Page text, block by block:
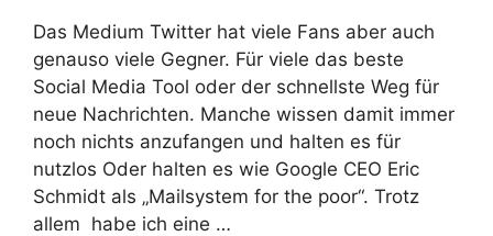
Das Medium Twitter hat viele Fans aber auch
genauso viele Gegner. Für viele das beste
Social Media Tool oder der schnellste Weg für
neue Nachrichten. Manche wissen damit immer
noch nichts anzufangen und halten es für
nutzlos Oder halten es wie Google CEO Eric
Schmidt als „Mailsystem for the poor“. Trotz
allem habe ich eine …